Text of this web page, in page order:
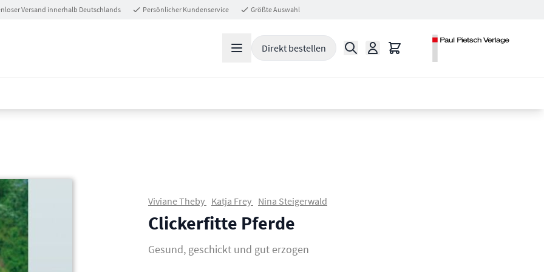
Versand innerhalb Deutschlands Persönlicher Kundenservice Größte Auswahl
Direkt bestellen Suche Warenkorb
Viviane Theby Katja Frey Nina Steigerwald
Clickerfitte Pferde
Gesund, geschickt und gut erzogen